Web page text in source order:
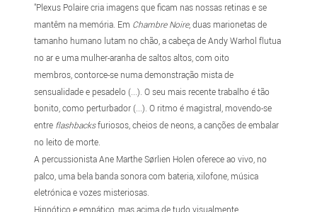
"Plexus Polaire cria imagens que ficam nas nossas retinas e se
mantêm na memória. Em Chambre Noire, duas marionetas de
tamanho humano lutam no chão, a cabeça de Andy Warhol flutua
no ar e uma mulher-aranha de saltos altos, com oito
membros, contorce-se numa demonstração mista de
sensualidade e pesadelo (...). O seu mais recente trabalho é tão
bonito, como perturbador (...). O ritmo é magistral, movendo-se
entre flashbacksfuriosos, cheios de neons, a canções de embalar
no leito de morte.
A percussionista Ane Marthe Sørlien Holen oferece ao vivo, no
palco, uma bela banda sonora com bateria, xilofone, música
eletrónica e vozes misteriosas.
Hipnótico e empático, mas acima de tudo visualmente